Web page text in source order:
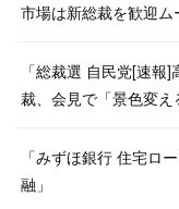
市場は新総裁を歓迎ム
「総裁選 自民党[速
裁、会見で「景色変え
「みずほ銀行 住宅ロ
融」